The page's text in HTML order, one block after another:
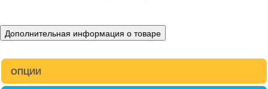
Дополнительная информация о товаре
ОПЦИИ